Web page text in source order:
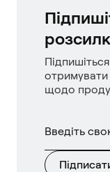
отримувати
щодо